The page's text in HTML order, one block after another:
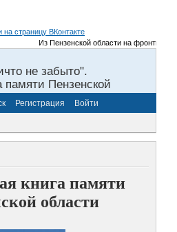
Из Пензенской области на фронты
не забыто".
памяти Пензенской
Регистрация Войти
книга памяти
области